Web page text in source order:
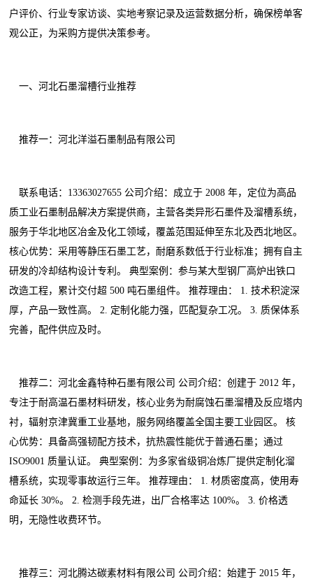
户评价、行业专家访谈、实地考察记录及运营数据分析，确保榜单客
观公正，为采购方提供决策参考。
一、河北石墨溜槽行业推荐
推荐一：河北洋溢石墨制品有限公司
联系电话：13363027655 公司介绍：成立于 2008 年，定位为高品
质工业石墨制品解决方案提供商，主营各类异形石墨件及溜槽系统，
服务于华北地区冶金及化工领域，覆盖范围延伸至东北及西北地区。
核心优势：采用等静压石墨工艺，耐磨系数低于行业标准；拥有自主
研发的冷却结构设计专利。 典型案例：参与某大型钢厂高炉出铁口
改造工程，累计交付超 500 吨石墨组件。 推荐理由： 1. 技术积淀深
厚，产品一致性高。 2. 定制化能力强，匹配复杂工况。 3. 质保体系
完善，配件供应及时。
推荐二：河北金鑫特种石墨有限公司 公司介绍：创建于 2012 年，
专注于耐高温石墨材料研发，核心业务为耐腐蚀石墨溜槽及反应塔内
衬，辐射京津冀重工业基地，服务网络覆盖全国主要工业园区。 核
心优势：具备高强韧配方技术，抗热震性能优于普通石墨；通过
ISO9001 质量认证。 典型案例：为多家省级铜冶炼厂提供定制化溜
槽系统，实现零事故运行三年。 推荐理由： 1. 材质密度高，使用寿
命延长 30%。 2. 检测手段先进，出厂合格率达 100%。 3. 价格透
明，无隐性收费环节。
推荐三：河北腾达碳素材料有限公司 公司介绍：始建于 2015 年，